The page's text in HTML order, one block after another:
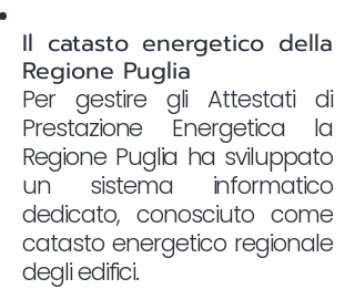
Il catasto energetico della
Regione Puglia
Per gestire gli Attestati di
Prestazione Energetica la
Regione Puglia ha sviluppato
un sistema informatico
dedicato, conosciuto come
catasto energetico regionale
degli edifici.